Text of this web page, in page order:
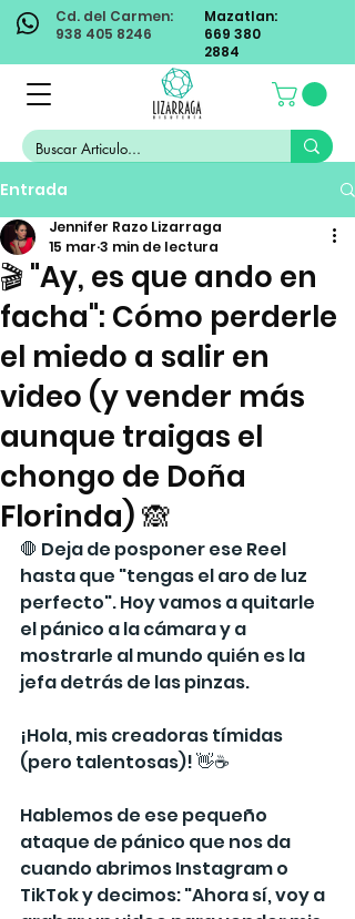
Cd. del Carmen:
938 405 8246
Mazatlan:
669 380
2884
Entrada
🎬 "Ay, es que ando en
facha": Cómo perderle
el miedo a salir en
video (y vender más
aunque traigas el
chongo de Doña
Florinda) 🙈
Jennifer Razo Lizarraga
15 mar 3 min de lectura
🛑 Deja de posponer ese Reel
hasta que "tengas el aro de luz
perfecto". Hoy vamos a quitarle
el pánico a la cámara y a
mostrarle al mundo quién es la
jefa detrás de las pinzas.
¡Hola, mis creadoras tímidas
(pero talentosas)! 👋☕
Hablemos de ese pequeño
ataque de pánico que nos da
cuando abrimos Instagram o
TikTok y decimos: "Ahora sí, voy a